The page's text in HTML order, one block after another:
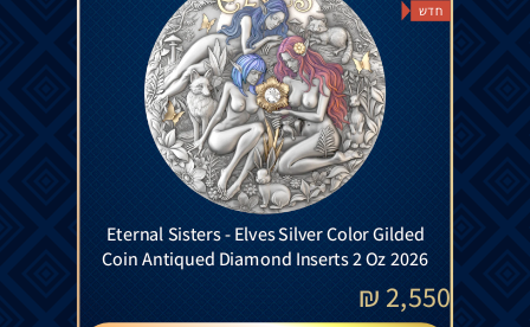
חדש
Eternal Sisters - Elves Silver Color Gilded
Coin Antiqued Diamond Inserts 2 Oz 2026
2,550
₪